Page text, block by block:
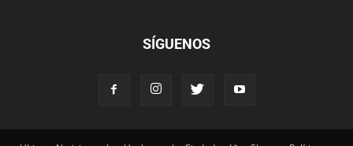
SÍGUENOS